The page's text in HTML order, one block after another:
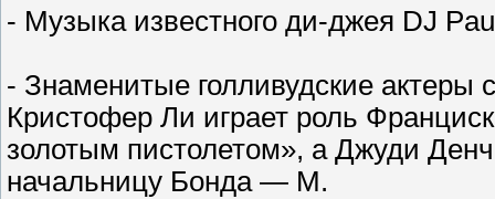
- Музыка известного ди-джея DJ
- Знаменитые голливудские актеры
Кристофер Ли играет роль
золотым пистолетом», а Джуди
начальницу Бонда — М.